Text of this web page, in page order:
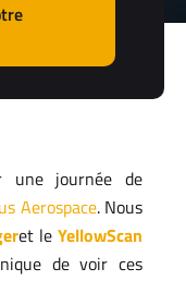
une journée de
Aerospace. Nous
et leYellowScan
de voir ces